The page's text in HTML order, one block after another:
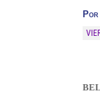
Por